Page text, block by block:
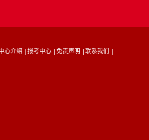
心介绍 |报考中心 |免责声明 |联系我们 |